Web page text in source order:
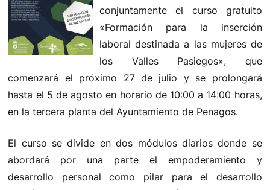
conjuntamente el curso gratuito
«Formación para la inserción
laboral destinada a las mujeres de
los Valles Pasiegos», que
comenzará el próximo 27 de julio y se prolongará
hasta el 5 de agosto en horario de 10:00 a 14:00 horas,
en la tercera planta del Ayuntamiento de Penagos.
El curso se divide en dos módulos diarios donde se
abordará por una parte el empoderamiento y
desarrollo personal como pilar para el desarrollo